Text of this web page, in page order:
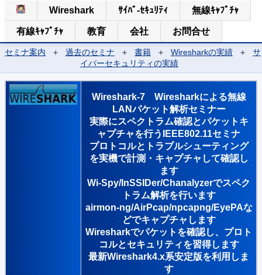
Wireshark ｻｲﾊﾞ-ｾｷｭﾘﾃｨ 無線ｷｬﾌﾟﾁｬ
有線ｷｬﾌﾟﾁｬ 教育 会社 お問合せ
セミナ案内 ＋ 過去のセミナ ＋ 書籍 ＋ Wiresharkの実績 ＋
サ
イバーセキュリティの実績
Wireshark-7 Wiresharkによる無線
LANパケット解析セミナー
実際にスペクトラム確認とパケットキ
ャプチャを行うIEEE802.11セミナ
プロトコルとトラブルシューティング
を実機で計測・キャプチャして確認し
ます
Wi-Spy/InSSIDer/Chanalyzerでスペク
トラム解析を行います
airmon-ng/AirPcap/npcapng/EyePAな
どでキャプチャします
Wiresharkでパケットを確認し、プロト
コルとセキュリティを習得します
最新Wireshark4.x系安定版を利用しま
す